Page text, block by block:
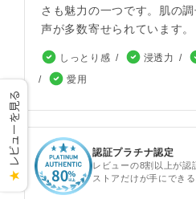
さも魅力の一つです。肌の
声が多数寄せられています。
しっとり感 浸透力
愛用
認証プラチナ認定
レビューの8割以上が認
ストアだけが手にできる
★
レビューを見る